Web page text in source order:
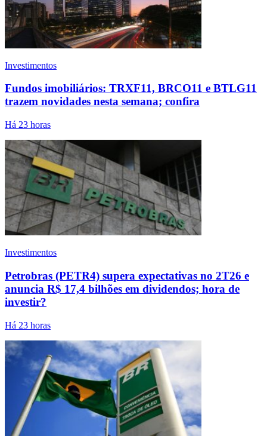
Investimentos
Fundos imobiliários: TRXF11, BRCO11 e BTLG11
trazem novidades nesta semana; confira
Há 23 horas
Investimentos
Petrobras (PETR4) supera expectativas no 2T26 e
anuncia R$ 17,4 bilhões em dividendos; hora de
investir?
Há 23 horas